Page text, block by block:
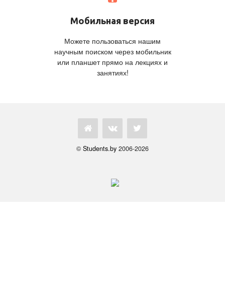
Мобильная версия
Можете пользоваться нашим
научным поиском через мобильник
или планшет прямо на лекциях и
занятиях!
© Students.by 2006-2026